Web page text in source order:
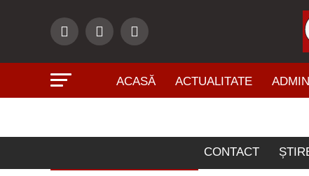
ACASĂ ACTUALITATE
CONTACT